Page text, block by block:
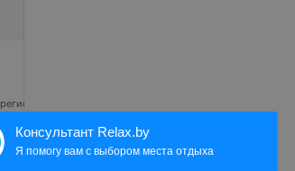
регистрирующий орган - Минский горисполком
улица Толбухина, 2, пом. 16 | info@relax.by
Консультант Relax.by
Я помогу вам с выбором места отдыха